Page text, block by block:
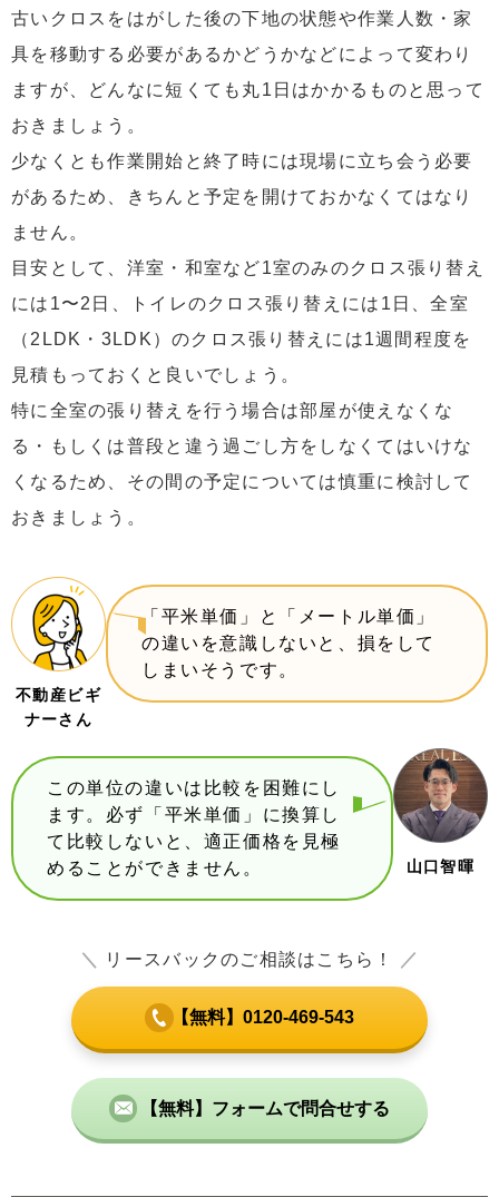
古いクロスをはがした後の下地の状態や作業人数・家
具を移動する必要があるかどうかなどによって変わり
ますが、どんなに短くても丸1日はかかるものと思って
おきましょう。
少なくとも作業開始と終了時には現場に立ち会う必要
があるため、きちんと予定を開けておかなくてはなり
ません。
目安として、洋室・和室など1室のみのクロス張り替え
には1〜2日、トイレのクロス張り替えには1日、全室
（2LDK・3LDK）のクロス張り替えには1週間程度を
見積もっておくと良いでしょう。
特に全室の張り替えを行う場合は部屋が使えなくな
る・もしくは普段と違う過ごし方をしなくてはいけな
くなるため、その間の予定については慎重に検討して
おきましょう。
不動産ビギ
ナーさん
「平米単価」と「メートル単価」
の違いを意識しないと、損をして
しまいそうです。
山口智暉
この単位の違いは比較を困難にし
ます。必ず「平米単価」に換算し
て比較しないと、適正価格を見極
めることができません。
＼ リースバックのご相談はこちら！ ／
【無料】0120-469-543
【無料】フォームで問合せする